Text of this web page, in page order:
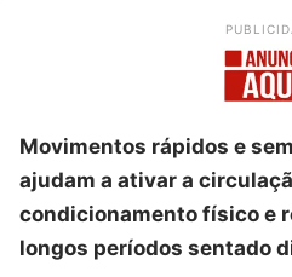
Movimentos rápidos e
ajudam a ativar a
condicionamento físico e
longos períodos sentado